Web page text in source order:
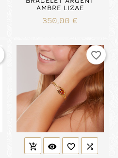
AMBRE LIZAE
350,00 €
add_shopping_cart visibility favorite_border 
favorite_border